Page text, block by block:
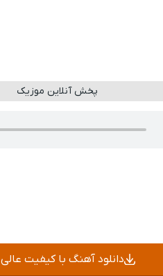
پخش آنلاین موزیک
دانلود آهنگ با کیفیت عالی 320